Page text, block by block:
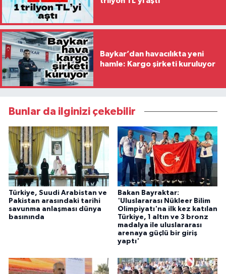
Baykar’dan havacılıkta yeni
hamle: Kargo şirketi kuruluyor
Bunlar da ilginizi çekebilir
Türkiye, Suudi Arabistan ve
Pakistan arasındaki tarihi
savunma anlaşması dünya
basınında
Bakan Bayraktar:
'Uluslararası Nükleer Bilim
Olimpiyatı'na ilk kez katılan
Türkiye, 1 altın ve 3 bronz
madalya ile uluslararası
arenaya güçlü bir giriş
yaptı'